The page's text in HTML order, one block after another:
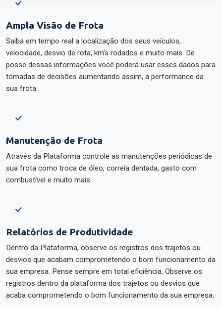
Ampla Visão de Frota
Saiba em tempo real a localização dos seus veículos,
velocidade, desvio de rota, km’s rodados e muito mais. De
posse dessas informações você poderá usar esses dados para
tomadas de decisões aumentando assim, a performance da
sua frota.
Manutenção de Frota
Através da Plataforma controle as manutenções periódicas de
sua frota como troca de óleo, correia dentada, gasto com
combustível e muito mais.
Relatórios de Produtividade
Dentro da Plataforma, observe os registros dos trajetos ou
desvios que acabam comprometendo o bom funcionamento da
sua empresa. Pense sempre em total eficiência. Observe os
registros dentro da plataforma dos trajetos ou desvios que
acaba comprometendo o bom funcionamento da sua empresa.